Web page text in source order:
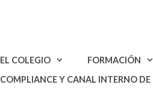
EL COLEGIO FORMACIÓN
COMPLIANCE Y CANAL INTERNO